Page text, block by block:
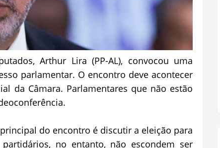
Arthur Lira (PP-AL), convocou uma
parlamentar. O encontro deve acontecer
da Câmara. Parlamentares que não estão
do encontro é discutir a eleição para
no entanto, não escondem ser